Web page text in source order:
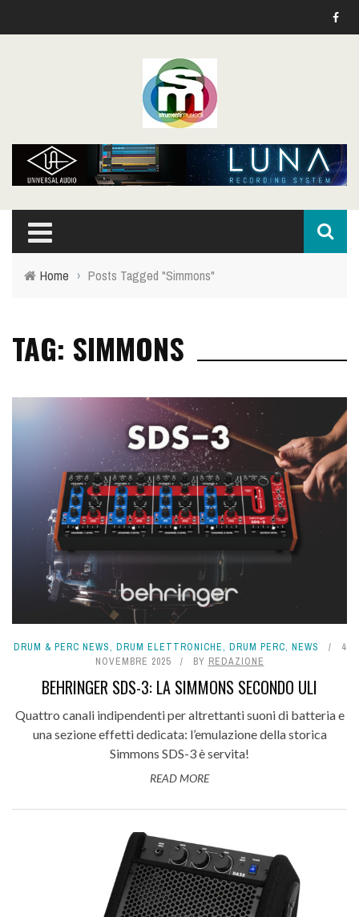
Home › Posts Tagged "Simmons"
TAG: SIMMONS
DRUM & PERC NEWS, DRUM ELETTRONICHE, DRUM PERC, NEWS
4
NOVEMBRE 2025
BY REDAZIONE
BEHRINGER SDS-3: LA SIMMONS SECONDO ULI
Quattro canali indipendenti per altrettanti suoni di batteria e
una sezione effetti dedicata: l’emulazione della storica
Simmons SDS-3 è servita!
READ MORE